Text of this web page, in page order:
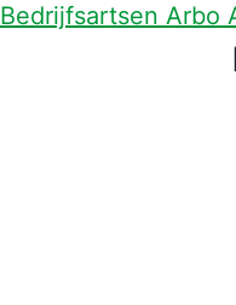
Bedrijfsartsen Arbo